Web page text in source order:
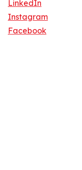
LinkedIn
Instagram
Facebook